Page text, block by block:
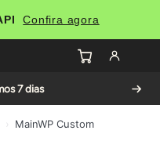
Confira agora
7 dias
MainWP Custom